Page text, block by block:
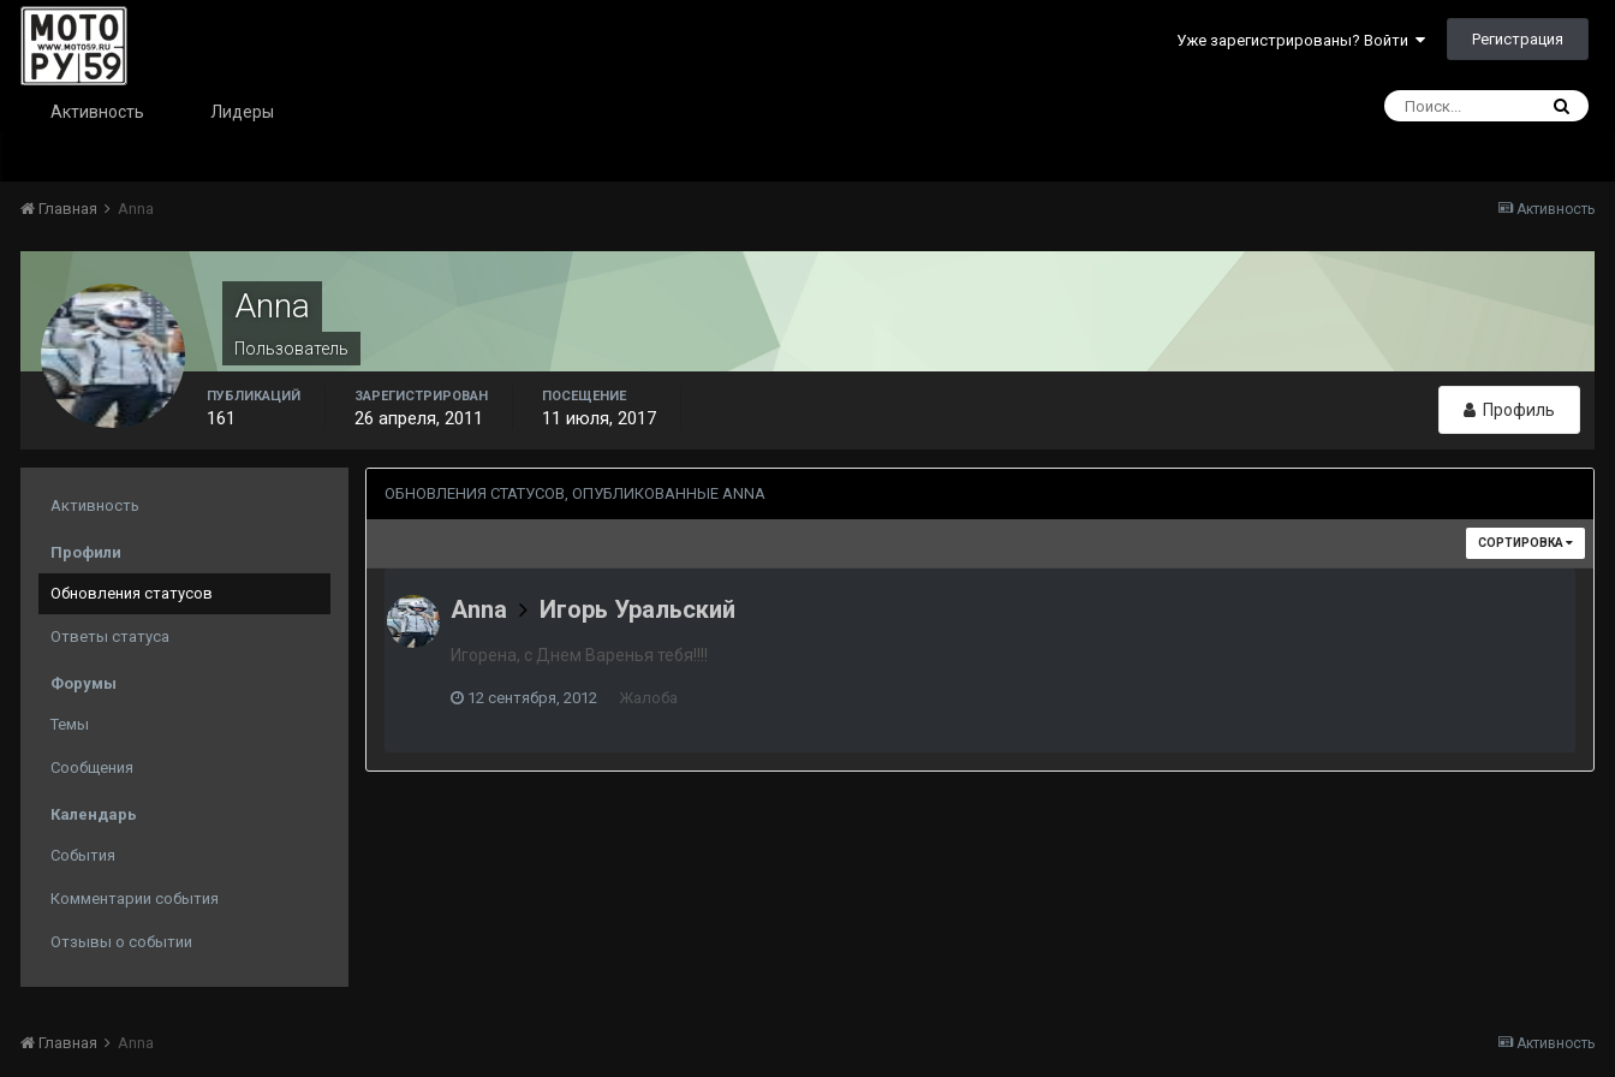
Уже зарегистрированы? Войти Регистрация
Активность Лидеры
Активность
Главная Anna
Anna
Пользователь
Профиль
ПУБЛИКАЦИЙ
161
ЗАРЕГИСТРИРОВАН
26 апреля, 2011
ПОСЕЩЕНИЕ
11 июля, 2017
Активность
Профили
Обновления статусов
Ответы статуса
Форумы
Темы
Сообщения
Календарь
События
Комментарии события
Отзывы о событии
ОБНОВЛЕНИЯ СТАТУСОВ, ОПУБЛИКОВАННЫЕ ANNA
СОРТИРОВКА
Anna Игорь Уральский
Игорена, с Днем Варенья тебя!!!!
12 сентября, 2012 Жалоба
Активность
Главная Anna